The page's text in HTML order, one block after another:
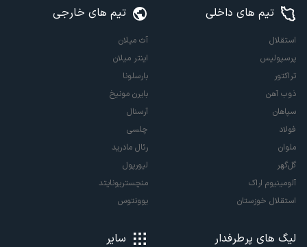
تیم های داخلی
استقلال
پرسپولیس
تراکتور
ذوب آهن
سپاهان
فولاد
ملوان
گل‌گهر
آلومینیوم اراک
استقلال خوزستان
تیم های خارجی
آث میلان
اینتر میلان
بارسلونا
بایرن مونیخ
آرسنال
چلسی
رئال مادرید
لیورپول
منچستریونایتد
یوونتوس
لیگ های پرطرفدار سایر